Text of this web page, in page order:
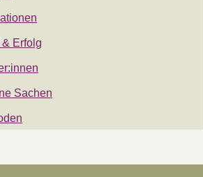
& Erfolg
Sachen